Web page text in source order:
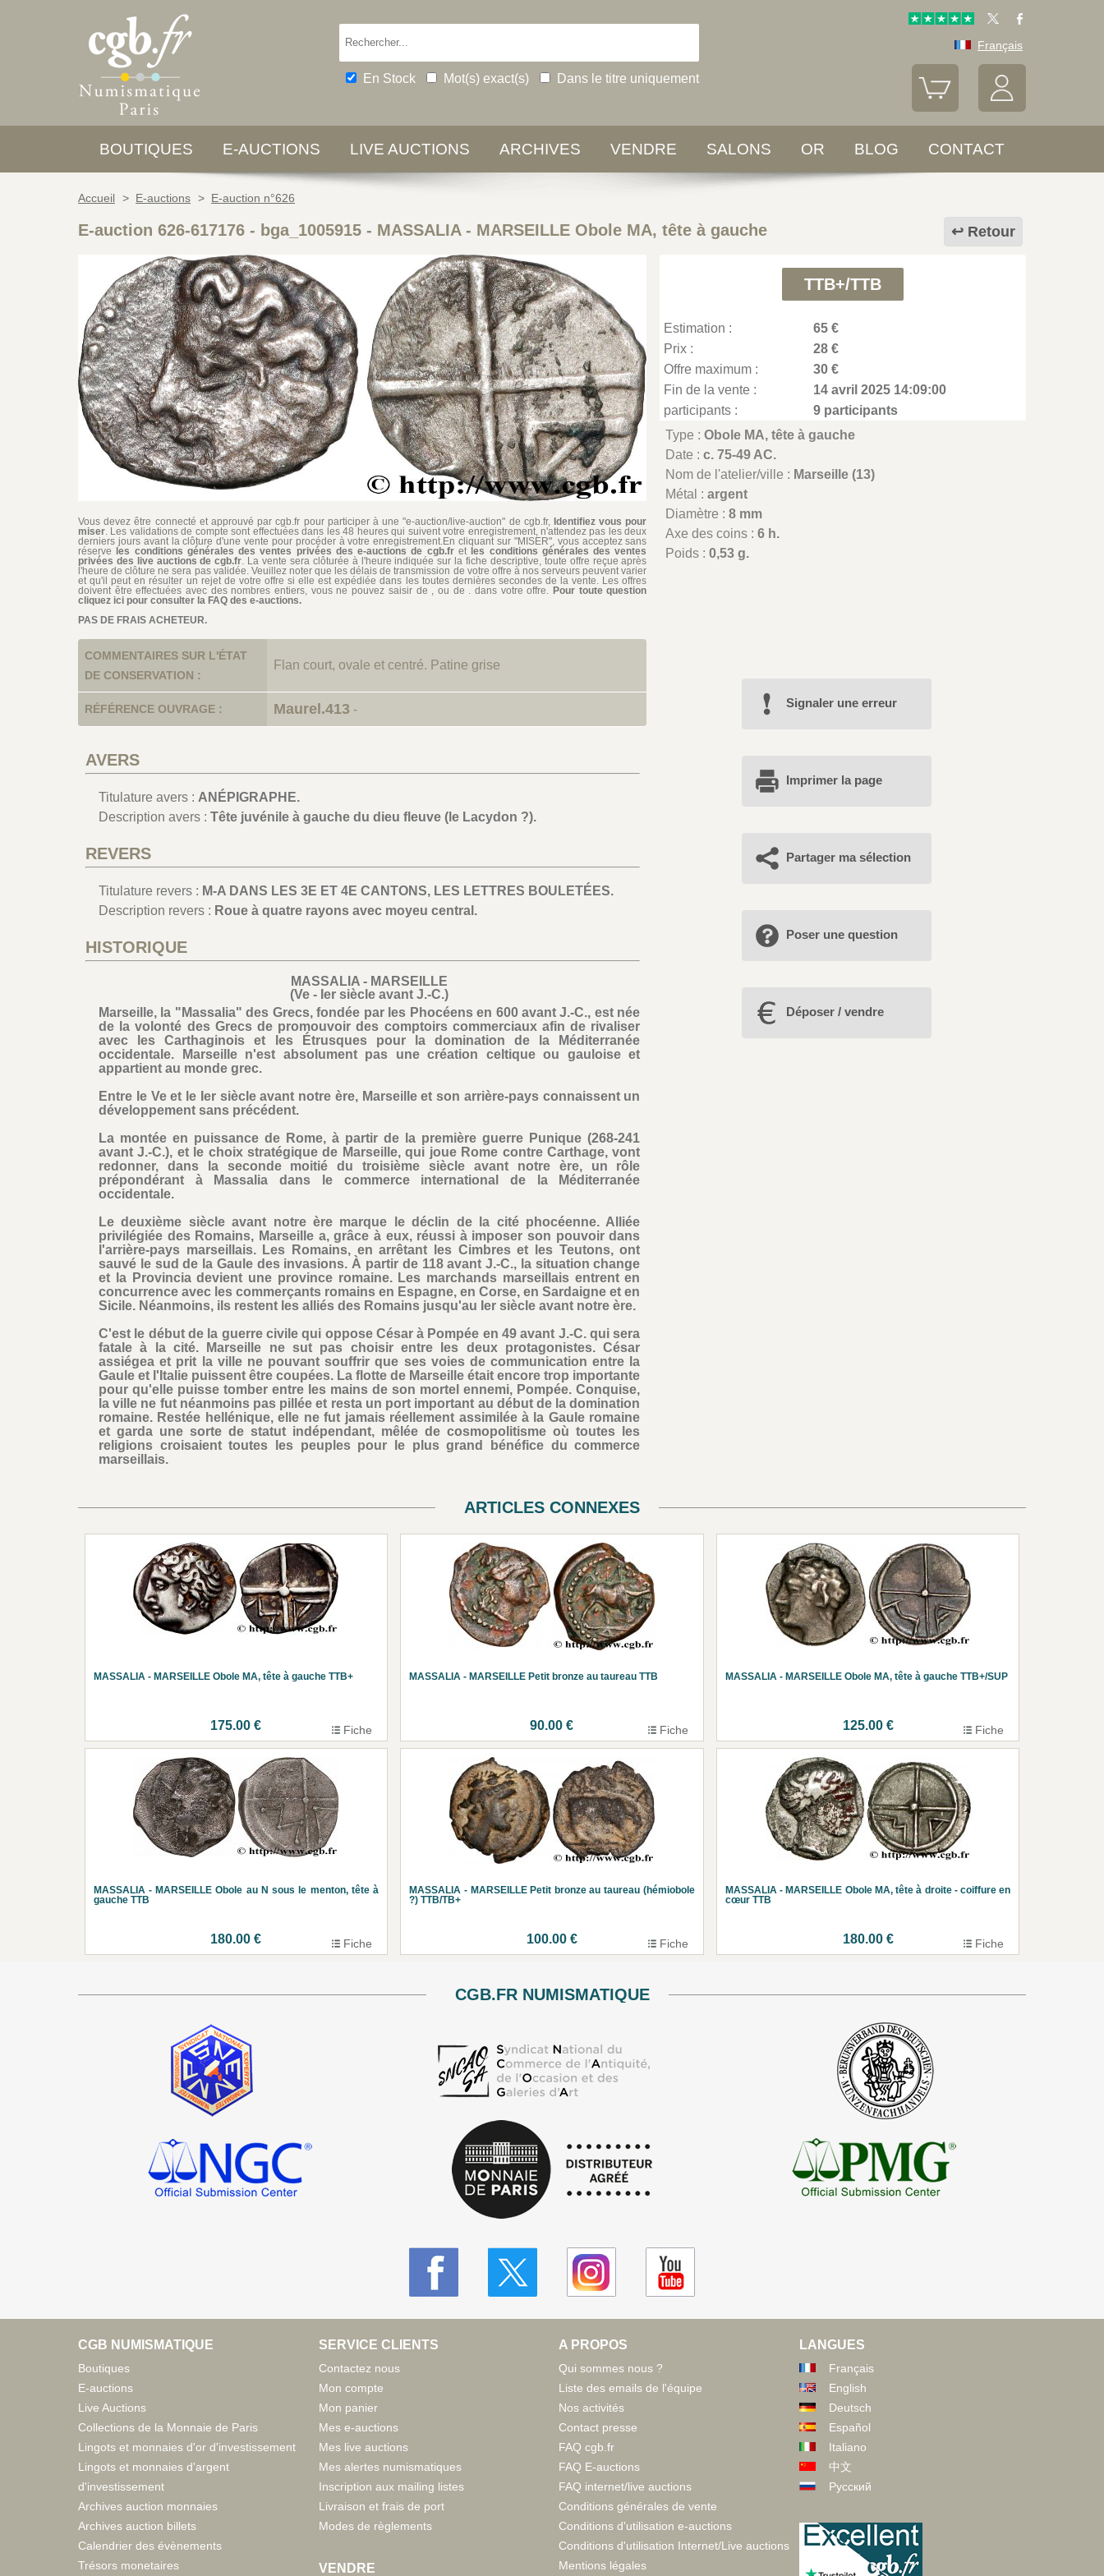
En Stock Mot(s) exact(s) Dans le titre uniquement
Français
BOUTIQUES E-AUCTIONS LIVE AUCTIONS ARCHIVES VENDRE SALONS OR BLOG CONTACT
Accueil > E-auctions > E-auction n°626
Retour
E-auction 626-617176 - bga_1005915 - MASSALIA - MARSEILLE Obole MA, tête à gauche
Vous devez être connecté et approuvé par cgb.fr pour participer à une "e-auction/live-auction" de cgb.fr, Identifiez vous pour
miser. Les validations de compte sont effectuées dans les 48 heures qui suivent votre enregistrement, n'attendez pas les deux
derniers jours avant la clôture d'une vente pour procéder à votre enregistrement.En cliquant sur "MISER", vous acceptez sans
réserve
les conditions générales des ventes privées des e-auctions de cgb.fret les conditions générales des ventes
privées des live auctions de cgb.fr. La vente sera clôturée à l'heure indiquée sur la fiche descriptive, toute offre reçue après
l'heure de clôture ne sera pas validée. Veuillez noter que les délais de transmission de votre offre à nos serveurs peuvent varier
et qu'il peut en résulter un rejet de votre offre si elle est expédiée dans les toutes dernières secondes de la vente. Les offres
doivent être effectuées avec des nombres entiers, vous ne pouvez saisir de , ou de . dans votre offre. Pour toute question
cliquez ici pour consulter la FAQ des e-auctions.
PAS DE FRAIS ACHETEUR.
TTB+/TTB
Estimation :
65 €
Prix :
28 €
Offre maximum :
30 €
Fin de la vente :
14 avril 2025 14:09:00
participants :
9 participants
Type :Obole MA, tête à gauche
Date :c. 75-49 AC.
Nom de l'atelier/ville : Marseille (13)
Métal :argent
Diamètre :8 mm
Axe des coins :6 h.
Poids :0,53 g.
COMMENTAIRES SUR L'ÉTAT
DE CONSERVATION :
Flan court, ovale et centré. Patine grise
RÉFÉRENCE OUVRAGE : Maurel.413 -
AVERS
Titulature avers : ANÉPIGRAPHE.
Description avers : Tête juvénile à gauche du dieu fleuve (le Lacydon ?).
REVERS
Titulature revers : M-A DANS LES 3E ET 4E CANTONS, LES LETTRES BOULETÉES.
Description revers : Roue à quatre rayons avec moyeu central.
HISTORIQUE
MASSALIA - MARSEILLE
(Ve - Ier siècle avant J.-C.)
Marseille, la "Massalia" des Grecs, fondée par les Phocéens en 600 avant J.-C., est née
de la volonté des Grecs de promouvoir des comptoirs commerciaux afin de rivaliser
avec les Carthaginois et les Étrusques pour la domination de la Méditerranée
occidentale. Marseille n'est absolument pas une création celtique ou gauloise et
appartient au monde grec.
Entre le Ve et le Ier siècle avant notre ère, Marseille et son arrière-pays connaissent un
développement sans précédent.
La montée en puissance de Rome, à partir de la première guerre Punique (268-241
avant J.-C.), et le choix stratégique de Marseille, qui joue Rome contre Carthage, vont
redonner, dans la seconde moitié du troisième siècle avant notre ère, un rôle
prépondérant à Massalia dans le commerce international de la Méditerranée
occidentale.
Le deuxième siècle avant notre ère marque le déclin de la cité phocéenne. Alliée
privilégiée des Romains, Marseille a, grâce à eux, réussi à imposer son pouvoir dans
l'arrière-pays marseillais. Les Romains, en arrêtant les Cimbres et les Teutons, ont
sauvé le sud de la Gaule des invasions. À partir de 118 avant J.-C., la situation change
et la Provincia devient une province romaine. Les marchands marseillais entrent en
concurrence avec les commerçants romains en Espagne, en Corse, en Sardaigne et en
Sicile. Néanmoins, ils restent les alliés des Romains jusqu'au Ier siècle avant notre ère.
C'est le début de la guerre civile qui oppose César à Pompée en 49 avant J.-C. qui sera
fatale à la cité. Marseille ne sut pas choisir entre les deux protagonistes. César
assiégea et prit la ville ne pouvant souffrir que ses voies de communication entre la
Gaule et l'Italie puissent être coupées. La flotte de Marseille était encore trop importante
pour qu'elle puisse tomber entre les mains de son mortel ennemi, Pompée. Conquise,
la ville ne fut néanmoins pas pillée et resta un port important au début de la domination
romaine. Restée hellénique, elle ne fut jamais réellement assimilée à la Gaule romaine
et garda une sorte de statut indépendant, mêlée de cosmopolitisme où toutes les
religions croisaient toutes les peuples pour le plus grand bénéfice du commerce
marseillais.
Signaler une erreur
Imprimer la page
Partager ma sélection
Poser une question
Déposer / vendre
ARTICLES CONNEXES
MASSALIA - MARSEILLE Obole MA, tête à gauche TTB+
175.00 € Fiche
MASSALIA - MARSEILLE Petit bronze au taureau TTB
90.00 € Fiche
MASSALIA - MARSEILLE Obole MA, tête à gauche TTB+/SUP
125.00 € Fiche
MASSALIA - MARSEILLE Obole au N sous le menton, tête à
gauche TTB
180.00 € Fiche
MASSALIA - MARSEILLE Petit bronze au taureau (hémiobole
?) TTB/TB+
100.00 € Fiche
MASSALIA - MARSEILLE Obole MA, tête à droite - coiffure en
cœur TTB
180.00 € Fiche
CGB.FR NUMISMATIQUE
CGB NUMISMATIQUE
Boutiques
E-auctions
Live Auctions
Collections de la Monnaie de Paris
Lingots et monnaies d'or d'investissement
Lingots et monnaies d'argent
d'investissement
Archives auction monnaies
Archives auction billets
Calendrier des évènements
Trésors monetaires
SERVICE CLIENTS
Contactez nous
Mon compte
Mon panier
Mes e-auctions
Mes live auctions
Mes alertes numismatiques
Inscription aux mailing listes
Livraison et frais de port
Modes de règlements
VENDRE
A PROPOS
Qui sommes nous ?
Liste des emails de l'équipe
Nos activités
Contact presse
FAQ cgb.fr
FAQ E-auctions
FAQ internet/live auctions
Conditions générales de vente
Conditions d'utilisation e-auctions
Conditions d'utilisation Internet/Live auctions
Mentions légales
LANGUES
Français
English
Deutsch
Español
Italiano
中文
Русский